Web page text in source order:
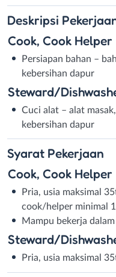
Deskripsi
Cook, Cook Helper
Persiapan bahan –
kebersihan dapur
Steward/
Cuci alat – alat
kebersihan dapur
Syarat Pekerjaan
Cook, Cook Helper
Pria, usia maksimal
cook/helper minimal
Mampu bekerja
Steward/
Pria, usia maksimal